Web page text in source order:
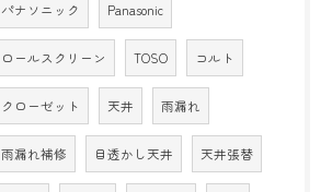
パナソニック Panasonic
ロールスクリーン TOSO コルト
クローゼット 天井 雨漏れ
雨漏れ補修 目透かし天井 天井張替